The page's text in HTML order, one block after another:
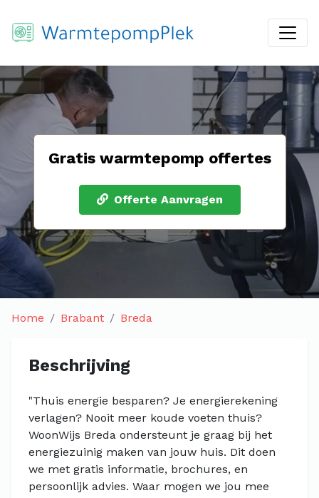
Gratis warmtepomp offertes
Offerte Aanvragen
Home Brabant Breda
Beschrijving
"Thuis energie besparen? Je energierekening
verlagen? Nooit meer koude voeten thuis?
WoonWijs Breda ondersteunt je graag bij het
energiezuinig maken van jouw huis. Dit doen
we met gratis informatie, brochures, en
persoonlijk advies. Waar mogen we jou mee